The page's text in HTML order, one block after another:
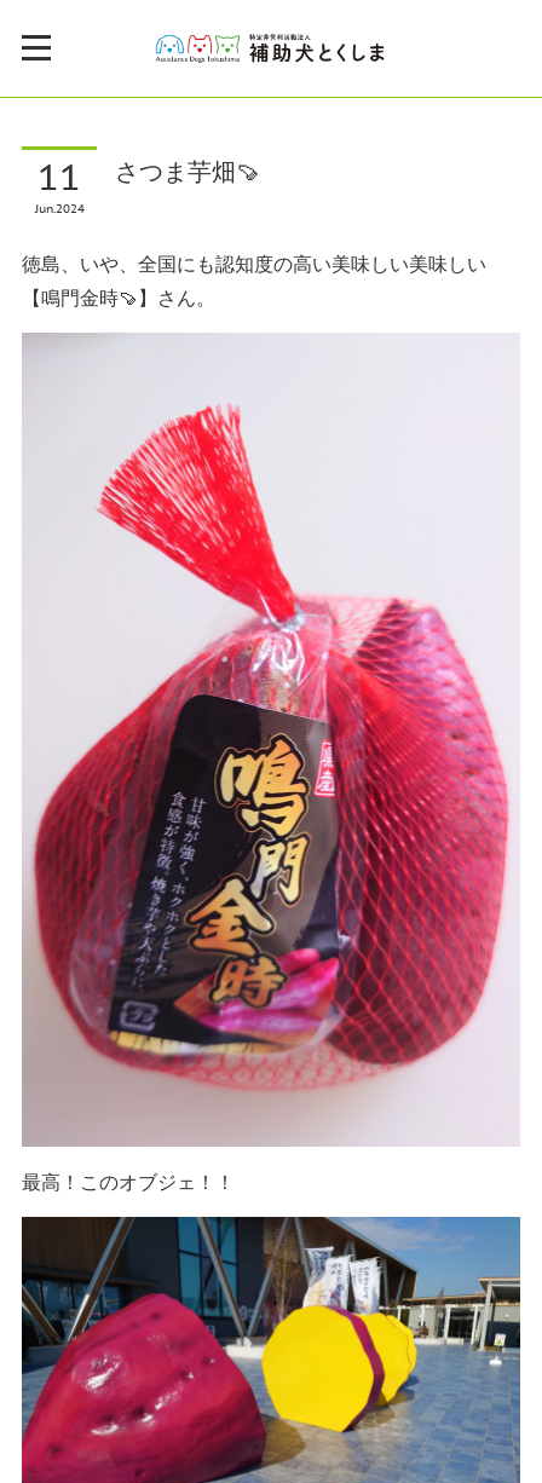
11
Jun2024
さつま芋畑🍠
徳島、いや、全国にも認知度の高い美味しい美味しい
【鳴門金時🍠】さん。
最高！このオブジェ！！